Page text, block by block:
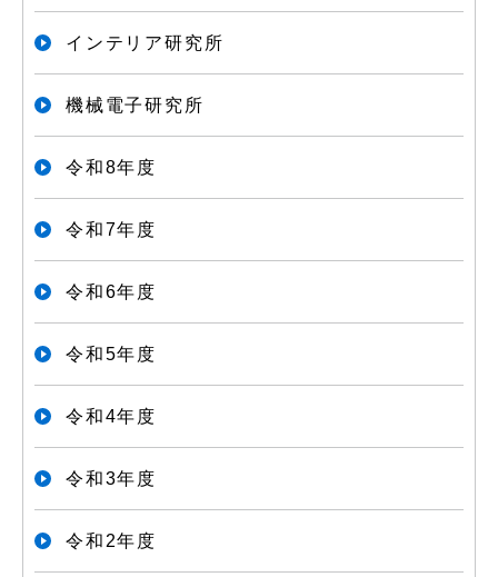
インテリア研究所
機械電子研究所
令和8年度
令和7年度
令和6年度
令和5年度
令和4年度
令和3年度
令和2年度